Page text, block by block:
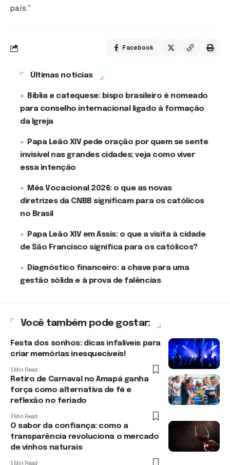
país.”
Facebook
Últimas notícias
Bíblia e catequese: bispo brasileiro é nomeado
para conselho internacional ligado à formação
da Igreja
Papa Leão XIV pede oração por quem se sente
invisível nas grandes cidades; veja como viver
essa intenção
Mês Vocacional 2026: o que as novas
diretrizes da CNBB significam para os católicos
no Brasil
Papa Leão XIV em Assis: o que a visita à cidade
de São Francisco significa para os católicos?
Diagnóstico financeiro: a chave para uma
gestão sólida e à prova de falências
Você também pode gostar:
Festa dos sonhos: dicas infalíveis para
criar memórias inesquecíveis!
5 Min Read
Retiro de Carnaval no Amapá ganha
força como alternativa de fé e
reflexão no feriado
3 Min Read
O sabor da confiança: como a
transparência revoluciona o mercado
de vinhos naturais
5 Min Read